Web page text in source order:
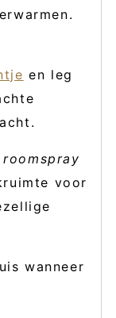
en leg
voor
wanneer